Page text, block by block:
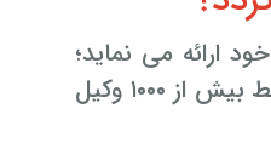
خود ارائه می نماید؛
به صورت ۲۴ ساعته توسط بیش از ۱۰۰۰ وکیل